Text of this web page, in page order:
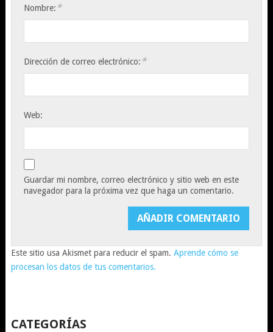
Nombre: *
Dirección de correo electrónico: *
Web:
Guardar mi nombre, correo electrónico y sitio web en este
navegador para la próxima vez que haga un comentario.
Este sitio usa Akismet para reducir el spam. Aprende cómo se
procesan los datos de tus comentarios.
CATEGORÍAS